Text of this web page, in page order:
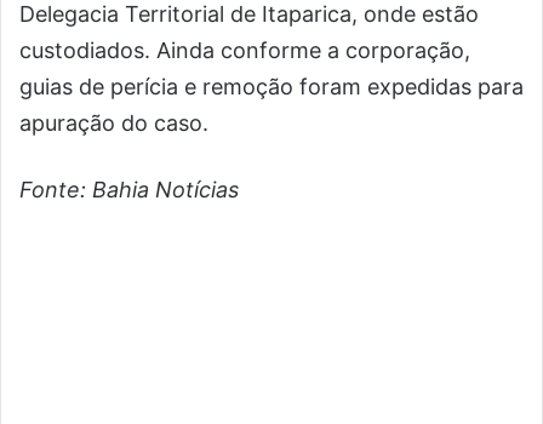
Delegacia Territorial de Itaparica, onde estão
custodiados. Ainda conforme a corporação,
guias de perícia e remoção foram expedidas para
apuração do caso.
Fonte: Bahia Notícias